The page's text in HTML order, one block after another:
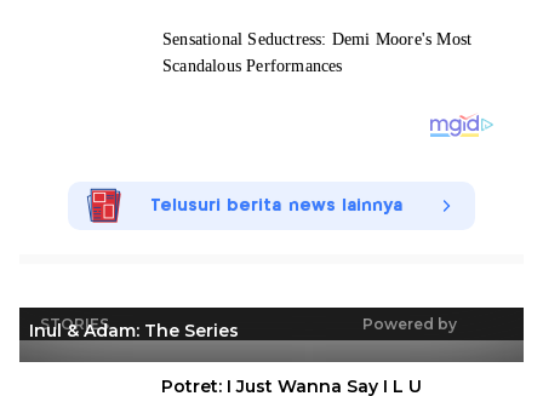
Telusuri berita news lainnya